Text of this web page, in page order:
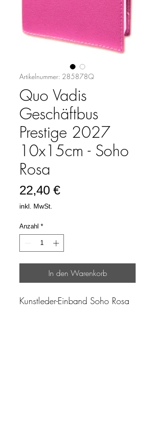
Artikelnummer: 285878Q
Quo Vadis
Geschäftbus
Prestige 2027
10x15cm - Soho
Rosa
22,40 €Preis
inkl. MwSt.
Anzahl *
In den Warenkorb
Kunstleder-Einband Soho Rosa